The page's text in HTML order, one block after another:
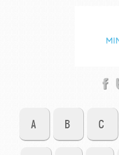
A B C